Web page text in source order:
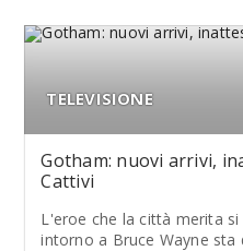
TELEVISIONE
Gotham: nuovi arrivi,
Cattivi
L'eroe che la città merita
intorno a Bruce Wayne sta